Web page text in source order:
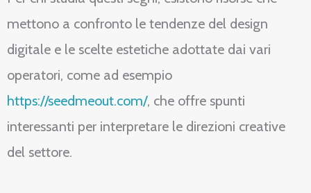
mettono a confronto le tendenze del design
digitale e le scelte estetiche adottate dai vari
operatori, come ad esempio
https://seedmeout.com/, che offre spunti
interessanti per interpretare le direzioni creative
del settore.